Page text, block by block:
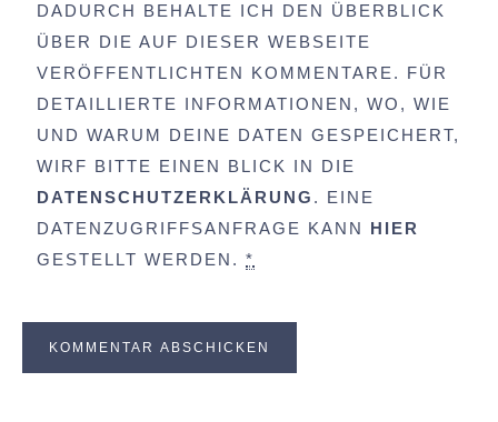
DADURCH BEHALTE ICH DEN ÜBERBLICK
ÜBER DIE AUF DIESER WEBSEITE
VERÖFFENTLICHTEN KOMMENTARE. FÜR
DETAILLIERTE INFORMATIONEN, WO, WIE
UND WARUM DEINE DATEN GESPEICHERT,
WIRF BITTE EINEN BLICK IN DIE
DATENSCHUTZERKLÄRUNG . EINE
DATENZUGRIFFSANFRAGE KANN HIER
GESTELLT WERDEN. *